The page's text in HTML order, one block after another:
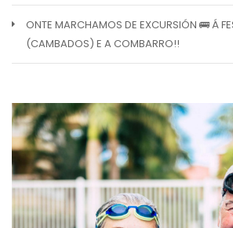
ONTE MARCHAMOS DE EXCURSIÓN 🚌 Á
(CAMBADOS) E A COMBARRO!!